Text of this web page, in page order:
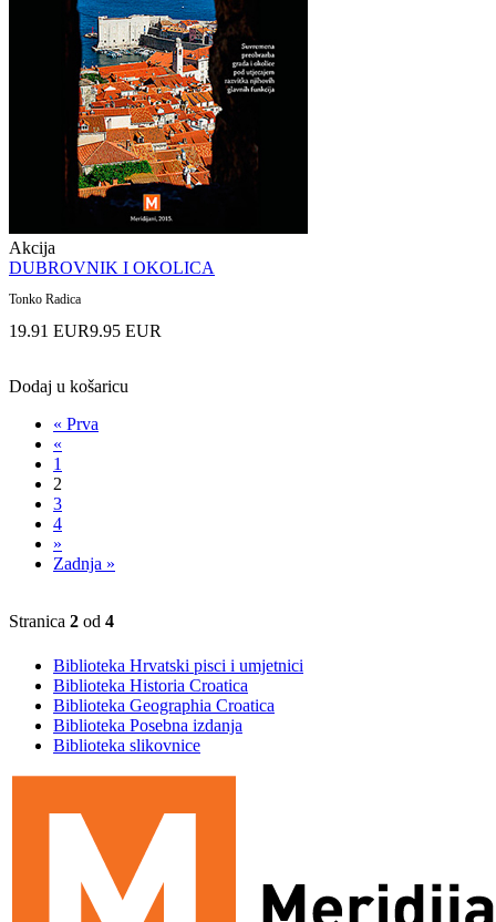
Akcija
DUBROVNIK I OKOLICA
Tonko Radica
19.91 EUR9.95 EUR
Dodaj u košaricu
« Prva
«
1
2
3
4
»
Zadnja »
Stranica 2 od 4
Biblioteka Hrvatski pisci i umjetnici
Biblioteka Historia Croatica
Biblioteka Geographia Croatica
Biblioteka Posebna izdanja
Biblioteka slikovnice